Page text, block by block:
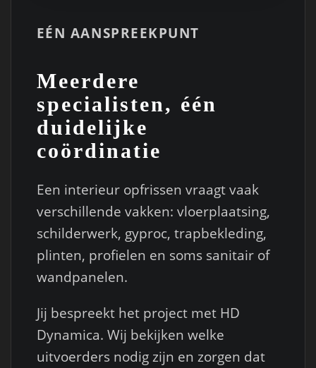
EÉN AANSPREEKPUNT
Meerdere
specialisten, één
duidelijke
coördinatie
Een interieur opfrissen vraagt vaak
verschillende vakken: vloerplaatsing,
schilderwerk, gyproc, trapbekleding,
plinten, profielen en soms sanitair of
wandpanelen.
Jij bespreekt het project met HD
Dynamica. Wij bekijken welke
uitvoerders nodig zijn en zorgen dat